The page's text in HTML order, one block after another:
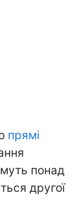
прямі
понад
другої